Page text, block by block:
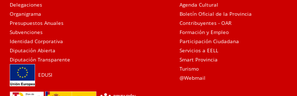
Delegaciones
Organigrama
Presupuestos Anuales
Subvenciones
Identidad Corporativa
Diputación Abierta
Diputación Transparente
EDUSI
Agenda Cultural
Boletín Oficial de la Provincia
Contribuyentes - OAR
Formación y Empleo
Participación Ciudadana
Servicios a EELL
Smart Provincia
Turismo
@Webmail